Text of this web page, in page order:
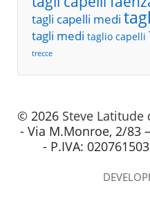
tagli capelli medi
tagli medi taglio capelli
trecce
© 2026 Steve Latitude
- Via M.Monroe, 2/83
- P.IVA: